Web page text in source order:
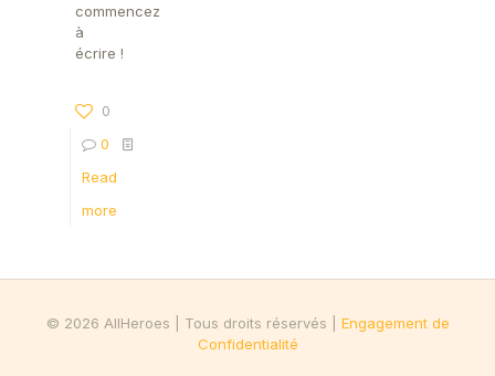
commencez
à
écrire !
0
0
Read
more
© 2026 AllHeroes | Tous droits réservés | Engagement de
Confidentialité